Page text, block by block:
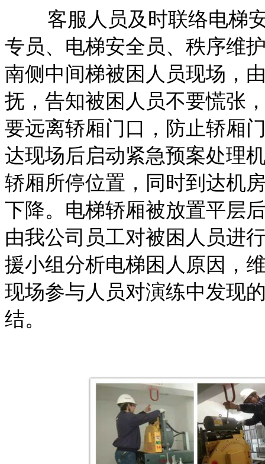
客服人员及时联络电梯安
专员、电梯安全员、秩序维
南侧中间梯被困人员现场，
抚，告知被困人员不要慌张
要远离轿厢门口，防止轿厢
达现场后启动紧急预案处理
轿厢所停位置，同时到达机
下降。电梯轿厢被放置平层
由我公司员工对被困人员进
援小组分析电梯困人原因，
现场参与人员对演练中发现
结。